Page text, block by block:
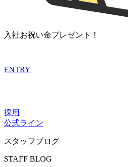
入社お祝い金プレゼント！
ENTRY
採用
公式ライン
スタッフブログ
STAFF BLOG